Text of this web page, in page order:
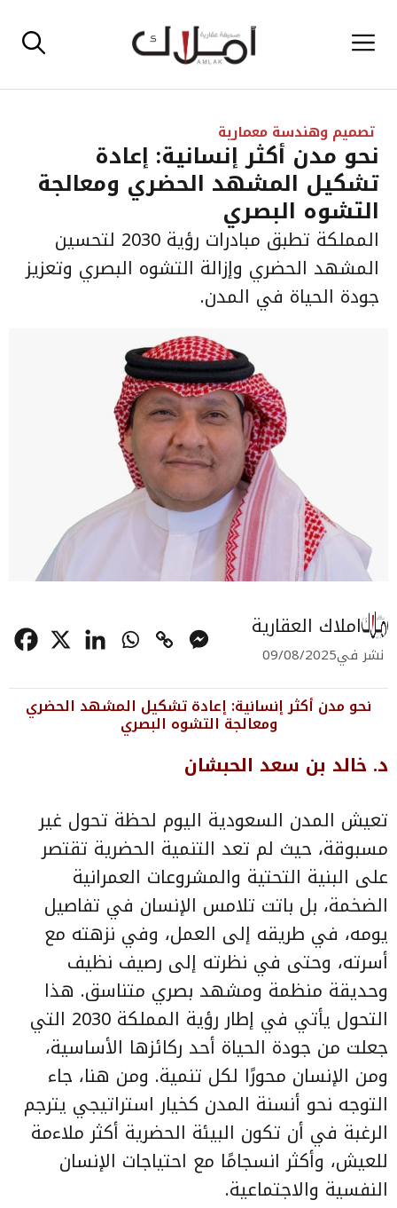
إلى القائمة
تصميم وهندسة معمارية
نحو مدن أكثر إنسانية: إعادة
تشكيل المشهد الحضري ومعالجة
التشوه البصري
المملكة تطبق مبادرات رؤية 2030 لتحسين
المشهد الحضري وإزالة التشوه البصري وتعزيز
جودة الحياة في المدن.
املاك العقارية
نشر في09/08/2025
نحو مدن أكثر إنسانية: إعادة تشكيل المشهد الحضري
ومعالجة التشوه البصري
د. خالد بن سعد الحبشان
تعيش المدن السعودية اليوم لحظة تحول غير
مسبوقة، حيث لم تعد التنمية الحضرية تقتصر
على البنية التحتية والمشروعات العمرانية
الضخمة، بل باتت تلامس الإنسان في تفاصيل
يومه، في طريقه إلى العمل، وفي نزهته مع
أسرته، وحتى في نظرته إلى رصيف نظيف
وحديقة منظمة ومشهد بصري متناسق. هذا
التحول يأتي في إطار رؤية المملكة 2030 التي
جعلت من جودة الحياة أحد ركائزها الأساسية،
ومن الإنسان محورًا لكل تنمية. ومن هنا، جاء
التوجه نحو أنسنة المدن كخيار استراتيجي يترجم
الرغبة في أن تكون البيئة الحضرية أكثر ملاءمة
للعيش، وأكثر انسجامًا مع احتياجات الإنسان
النفسية والاجتماعية.